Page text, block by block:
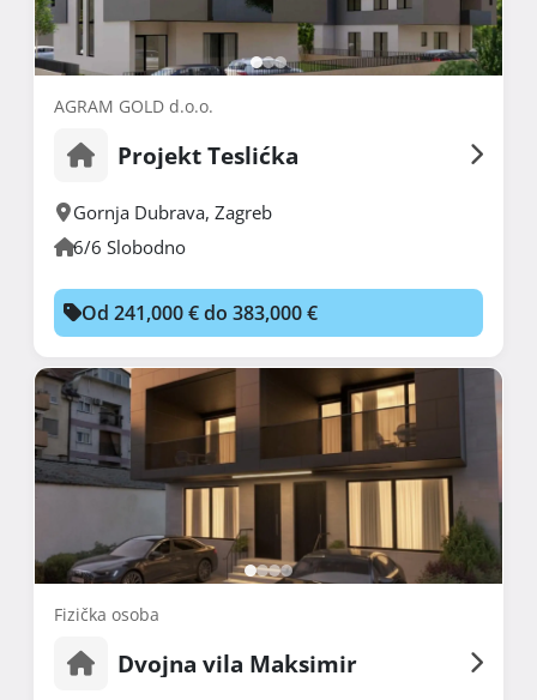
AGRAM GOLD d.o.o.
Projekt Teslićka
Gornja Dubrava, Zagreb
6/6 Slobodno
Od 241,000 € do 383,000 €
Fizička osoba
Dvojna vila Maksimir